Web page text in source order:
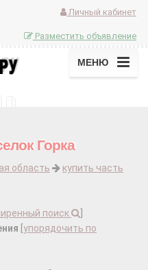
Личный кабинет
Разместить объявление
МЕНЮ
Горка
область
купить часть
поиск
упорядочить по